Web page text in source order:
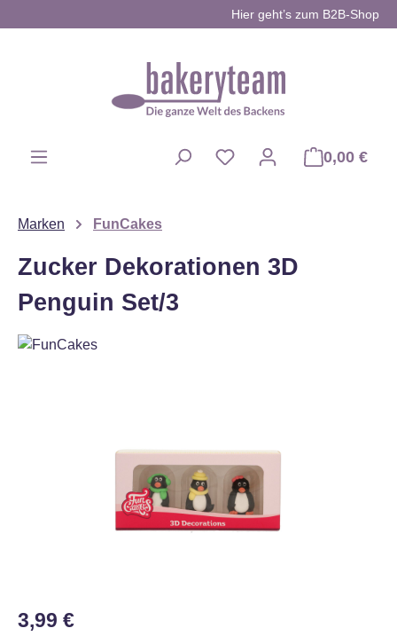
Hier geht’s zum B2B-Shop
0,00 €
Marken FunCakes
Zucker Dekorationen 3D
Penguin Set/3
Regulärer Preis:
3,99 €